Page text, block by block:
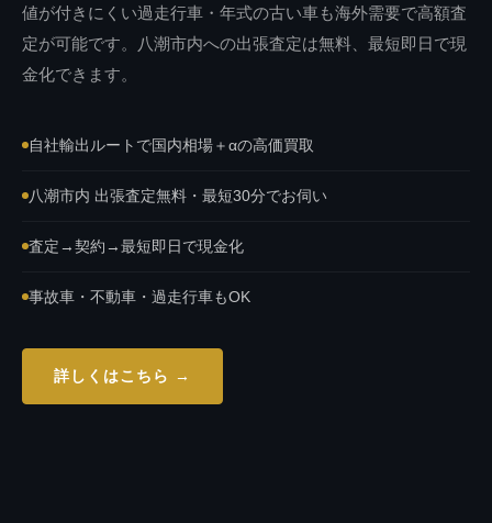
値が付きにくい過走行車・年式の古い車も海外需要で高額査
定が可能です。八潮市内への出張査定は無料、最短即日で現
金化できます。
自社輸出ルートで国内相場＋αの高価買取
八潮市内 出張査定無料・最短30分でお伺い
査定→契約→最短即日で現金化
事故車・不動車・過走行車もOK
詳しくはこちら →